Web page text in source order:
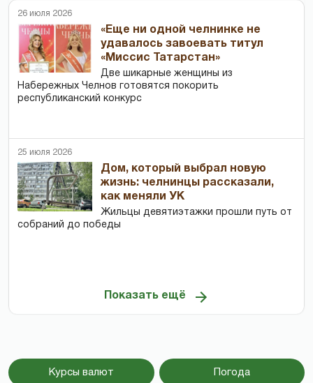
26 июля 2026
«Еще ни одной челнинке не
удавалось завоевать титул
«Миссис Татарстан»
Две шикарные женщины из
Набережных Челнов готовятся покорить
республиканский конкурс
25 июля 2026
Дом, который выбрал новую
жизнь: челнинцы рассказали,
как меняли УК
Жильцы девятиэтажки прошли путь от
собраний до победы
Показать ещё
Курсы валют Погода